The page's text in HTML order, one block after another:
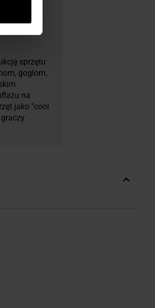
sprzętu
goglom,
na
jako "cool